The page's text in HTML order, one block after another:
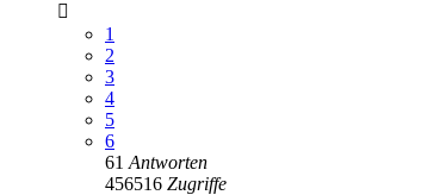
1
2
3
4
5
6
61 Antworten
456516 Zugriffe